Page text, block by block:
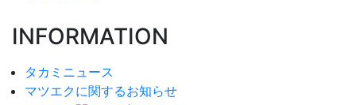
INFORMATION
タカミニュース
マツエクに関するお知らせ